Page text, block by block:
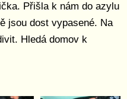
Přišla k nám do azylu
jsou dost vypasené. Na
Hledá domov k